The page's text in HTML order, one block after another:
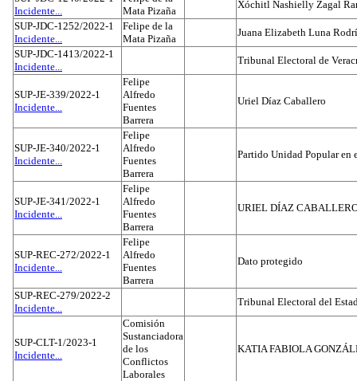
Incidente...
Mata Pizaña
Xóchitl Nashielly Zagal
SUP-JDC-1252/2022-1
Incidente...
Felipe de la
Mata Pizaña
Juana Elizabeth Luna
SUP-JDC-1413/2022-1
Incidente...
Tribunal Electoral de
SUP-JE-339/2022-1
Incidente...
Felipe
Alfredo
Fuentes
Barrera
Uriel Díaz Caballero
SUP-JE-340/2022-1
Incidente...
Felipe
Alfredo
Fuentes
Barrera
Partido Unidad Popular en
SUP-JE-341/2022-1
Incidente...
Felipe
Alfredo
Fuentes
Barrera
URIEL DÍAZ
SUP-REC-272/2022-1
Incidente...
Felipe
Alfredo
Fuentes
Barrera
Dato protegido
SUP-REC-279/2022-2
Incidente...
Tribunal Electoral del
SUP-CLT-1/2023-1
Incidente...
Comisión
Sustanciadora
de los
Conflictos
Laborales
KATIA FABIOLA